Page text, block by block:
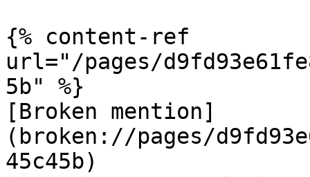
{% content-ref
url="/pages/
5b" %}
[Broken mention]
(broken://pages/
45c45b)